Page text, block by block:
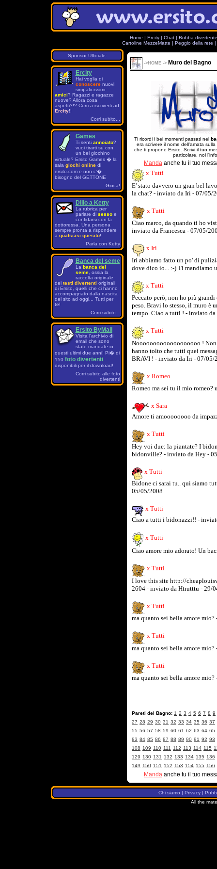
Home | Ercity | Chat | Robba
Cartoline MezzeMatte | Peggio della rete |
Sponsor Ufficiale:
Ercity
Hai voglia di
conoscerenuovi
simpaticissimi
amici? Ragazzi e ragazze
nuove? Allora cosa
aspetti?!? Corri a iscriverti ad
Ercity!!
Corri subito...
Games
Ti senti annoiato?
vuoi tirarti su con
un bel giochino
virtuale? Ersito Games � la
sala giochi onlinedi
ersito.com e non c'�
bisogno del GETTONE
Gioca!
Dillo a Ketty
La rubrica per
parlare di sessoe
confidarsi con la
dottoressa. Una persona
sempre pronta a rispondere
a qualsiasi quesito!
Parla con Ketty
Banca del seme
La banca del
seme, ossia la
raccolta originale
dei testi divertenti originali
di Ersito, quelli che ci hanno
accompagnato dalla nascita
del sito ad oggi... Tutti per
te!
Corri subito...
Ersito ByMail
Visita l'archivio di
email che sono
state mandate in
questi ultimi due anni! Pi� di
150 foto divertenti
disponibili per il download!
Corri subito alle foto
divertenti
-> HOME -> Muro del Bagno
Ti ricordi i bei momenti passati nel
era scrivere il nome dell'amata sulla
che ti propone Ersito. Scrivi il tuo
particolare, noi
Manda anche tu il tuo
x Tutti
E' stato davvero un gran bel
la chat? - inviato da Iri - 07/05/
x Tutti
Ciao marco, da quando ti ho
inviato da Francesca - 07/05/
x Iri
Iri abbiamo fatto un po' di
dove dico io... :-) Ti mandiamo
x Tutti
Peccato però, non ho più
peso. Bravi lo stesso, il muro è
tempo. Ciao a tutti ! - inviato
x Tutti
Nooooooooooooooooooo ! Non
hanno tolto che tutti quei
BRAVI ! - inviato da Iri - 07/05/
x Romeo
Romeo ma sei tu il mio romeo?
x Sara
Amore ti amoooooooo da
x Tutti
Hey voi due: la piantate? I
bidonville? - inviato da Hey -
x Tutti
Bidone ci sarai tu.. qui siamo
05/05/2008
x Tutti
Ciao a tutti i bidonazzi!! -
x Tutti
Ciao amore mio adorato! Un
x Tutti
I love this site http://
2604 - inviato da Htrutttu - 29/
x Tutti
ma quanto sei bella amore
x Tutti
ma quanto sei bella amore
x Tutti
ma quanto sei bella amore
Pareti del Bagno: 1 2 3 4 5 6 7 8 9
27 28 29 30 31 32 33 34 35 36 37
55 56 57 58 59 60 61 62 63 64 65
83 84 85 86 87 88 89 90 91 92 93
108 109 110 111 112 113 114 115
129 130 131 132 133 134 135 136
149 150 151 152 153 154 155 156
Manda anche tu il tuo
Chi siamo | Privacy |
All the